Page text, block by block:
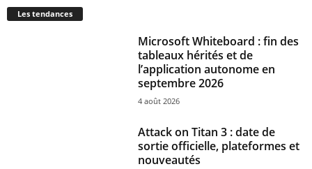
Les tendances
Microsoft Whiteboard : fin des
tableaux hérités et de
l’application autonome en
septembre 2026
4 août 2026
Attack on Titan 3 : date de
sortie officielle, plateformes et
nouveautés